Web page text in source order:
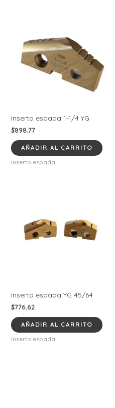
Inserto espada 1-1/4 YG
$898.77
AÑADIR AL CARRITO
Inserto espada
Inserto espada YG 45/64
$776.62
AÑADIR AL CARRITO
Inserto espada